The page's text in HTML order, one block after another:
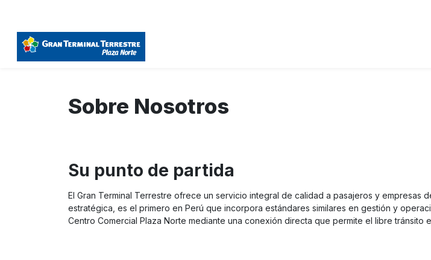
Sobre Nosotros
Su punto de partida
El Gran Terminal Terrestre ofrece un servicio integral de calidad a pasajeros y empresas
estratégica, es el primero en Perú que incorpora estándares similares en gestión y
Centro Comercial Plaza Norte mediante una conexión directa que permite el libre tránsito